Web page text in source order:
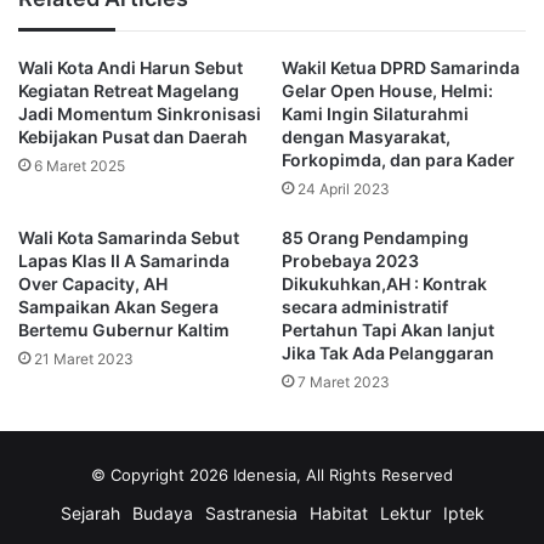
Harun akan berjalan objektif dan tanpa intervensi.
“Pasti objektif (penilaian DPP Gerindra), Pak Andi Harun
pasti mencari wakil yang juga serius (mendampingi) dan
ingin membangun Kota Samarinda,” tegasnya ditemui
sebelum Rapat Pleno terkait penjaringan Bacalon.
Mekanisme lanjutan sendiri setelah Rapat pleno digelar,
esok pada Kamis (23/5/2024) DPC Partai Gerindra
Samarinda akan segera menyerahkan hasil ke tingkat DPD
agar dapat di plenokan bersama hasil dari Kabupaten/Kota
sebelum nama–nama figur yang mendaftar dibawa ke DPP
partai yang dipimpin Prabowo Subianto ini.
Dijelaskan Helmi ada 13 nama Bacalon yang mendaftar ke
DPC Partai Gerindra Samarinda dan di plenokan setelah
Wali Kota Andi Harun Sebut
Kegiatan Retreat Magelang
Jadi Momentum Sinkronisasi
Kebijakan Pusat dan Daerah
6 Maret 2025
Wakil Ketua DPRD Samarinda
Gelar Open House, Helmi:
Kami Ingin Silaturahmi
dengan Masyarakat,
Forkopimda, dan para Kader
24 April 2023
Wali Kota Samarinda Sebut
Lapas Klas II A Samarinda
Over Capacity, AH
Sampaikan Akan Segera
Bertemu Gubernur Kaltim
21 Maret 2023
85 Orang Pendamping
Probebaya 2023
Dikukuhkan,AH : Kontrak
secara administratif
Pertahun Tapi Akan lanjut
Jika Tak Ada Pelanggaran
7 Maret 2023
© Copyright 2026 Idenesia, All Rights Reserved
Sejarah Budaya Sastranesia Habitat Lektur
Iptek